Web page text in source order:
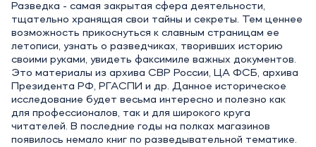
Разведка - самая закрытая сфера деятельности,
тщательно хранящая свои тайны и секреты. Тем ценнее
возможность прикоснуться к славным страницам ее
летописи, узнать о разведчиках, творивших историю
своими руками, увидеть факсимиле важных документов.
Это материалы из архива СВР России, ЦА ФСБ, архива
Президента РФ, РГАСПИ и др. Данное историческое
исследование будет весьма интересно и полезно как
для профессионалов, так и для широкого круга
читателей. В последние годы на полках магазинов
появилось немало книг по разведывательной тематике.